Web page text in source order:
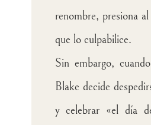
renombre, presiona
que lo culpabilice.
Sin embargo,
Blake decide
y celebrar «el día